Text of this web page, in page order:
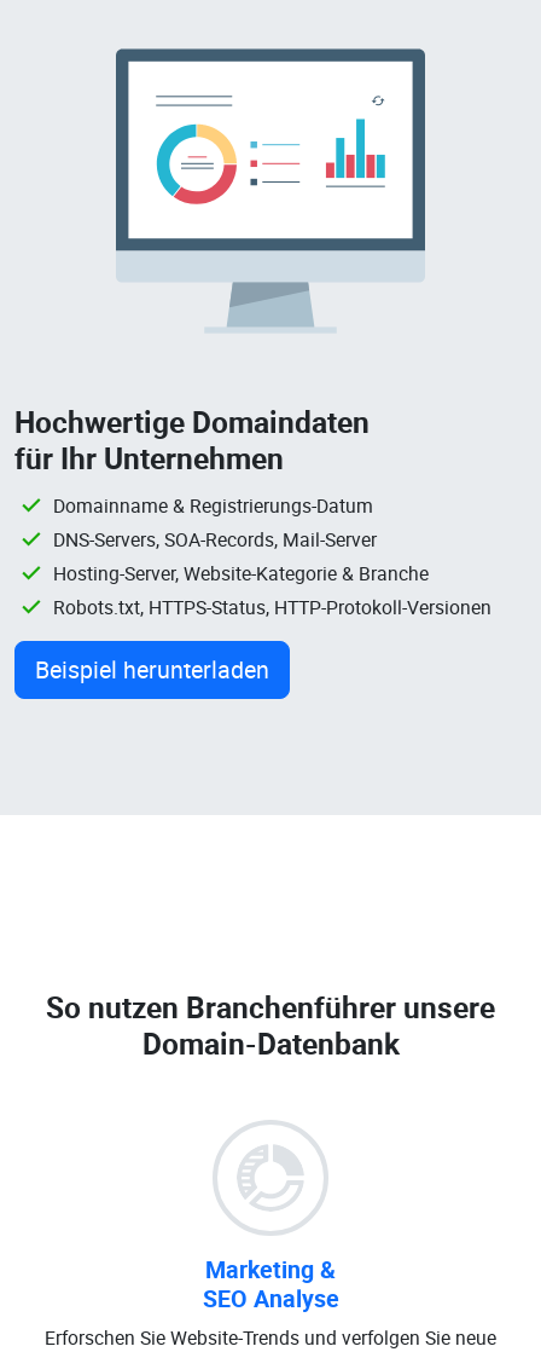
Hochwertige Domaindaten
für Ihr Unternehmen
Domainname & Registrierungs-Datum
DNS-Servers, SOA-Records, Mail-Server
Hosting-Server, Website-Kategorie & Branche
Robots.txt, HTTPS-Status, HTTP-Protokoll-Versionen
Beispiel herunterladen
So nutzen Branchenführer unsere
Domain-Datenbank
Marketing &
SEO Analyse
Erforschen Sie Website-Trends und verfolgen Sie neue